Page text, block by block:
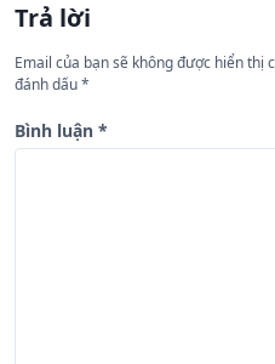
ớ
n
g
b
Trả lời
Email của bạn sẽ không được hiển thị
đánh dấu*
Bình luận *